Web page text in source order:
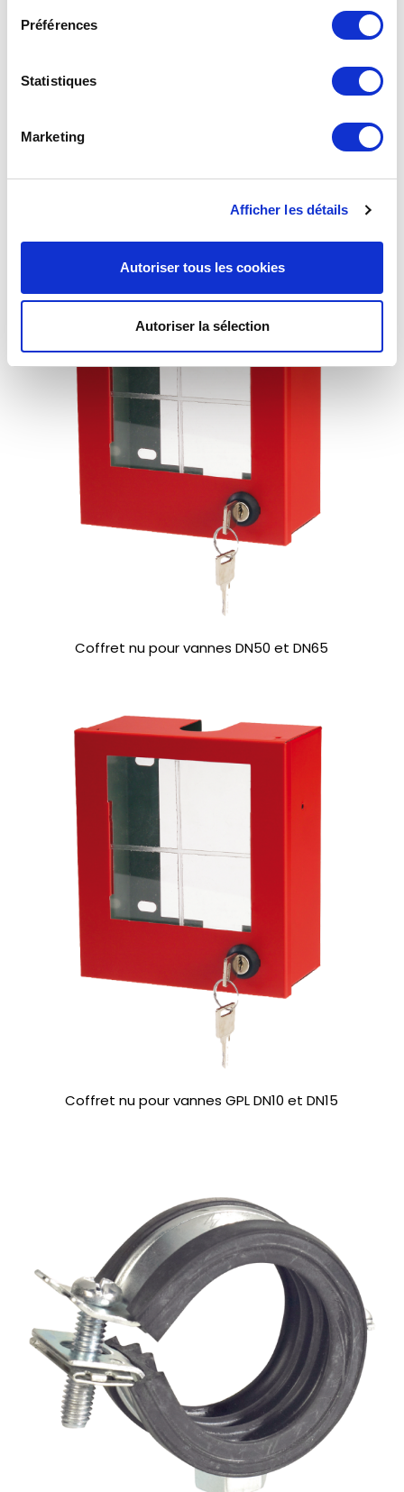
Préférences
Statistiques
Marketing
Afficher les détails
Autoriser tous les cookies
Autoriser la sélection
Coffret nu pour vannes DN50 et DN65
Coffret nu pour vannes GPL DN10 et DN15